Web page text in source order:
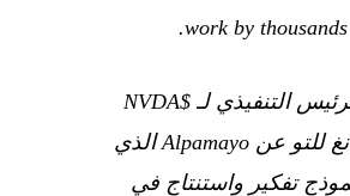
work by
أعلن الرئيس التنفيذي لـ $NVDA
جينسون هوانغ للتو عن Alpamayo الذي
تفكير واستنتاج في